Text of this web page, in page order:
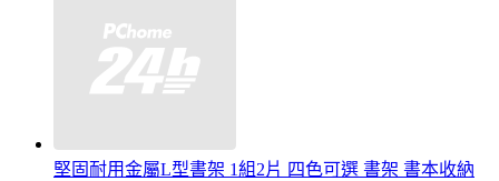
堅固耐用金屬L型書架 1組2片 四色可選 書架 書本收納